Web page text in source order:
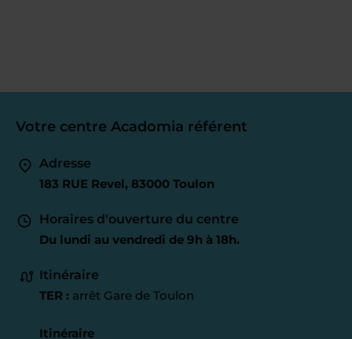
Votre centre Acadomia référent
Adresse
183 RUE Revel, 83000 Toulon
Horaires d'ouverture du centre
Du lundi au vendredi de 9h à 18h.
Itinéraire
TER : arrêt Gare de Toulon
Itinéraire